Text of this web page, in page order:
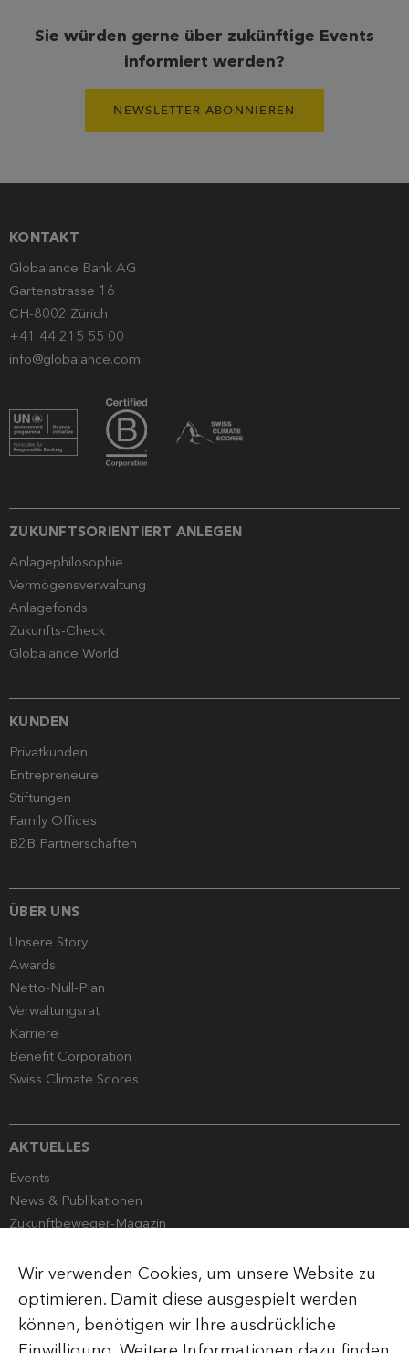
Sie würden gerne über zukünftige Events
informiert werden?
NEWSLETTER ABONNIEREN
KONTAKT
Globalance Bank AG
Gartenstrasse 16
CH-8002 Zürich
+41 44 215 55 00
info@globalance.com
ZUKUNFTSORIENTIERT ANLEGEN
Anlagephilosophie
Vermögensverwaltung
Anlagefonds
Zukunfts-Check
Globalance World
KUNDEN
Privatkunden
Entrepreneure
Stiftungen
Family Offices
B2B Partnerschaften
ÜBER UNS
Unsere Story
Awards
Netto-Null-Plan
Verwaltungsrat
Karriere
Benefit Corporation
Swiss Climate Scores
AKTUELLES
Events
News & Publikationen
Zukunftbeweger-Magazin
Mediencorner
Wir verwenden Cookies, um unsere Website zu
optimieren. Damit diese ausgespielt werden
können, benötigen wir Ihre ausdrückliche